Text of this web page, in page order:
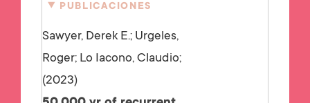
PUBLICACIONES
Sawyer, Derek E.; Urgeles,
Roger; Lo Iacono, Claudio;
2023